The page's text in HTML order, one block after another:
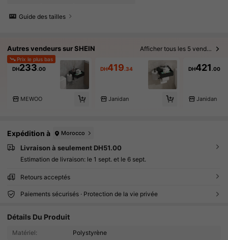
Guide des tailles
Autres vendeurs sur SHEIN Afficher tous les 5 vendeurs
Prix le plus bas
DH233.00
MEWOO
DH419.34
Janidan
DH421 .00
Janidan
Expédition à Morocco
Livraison à seulement DH51.00
Estimation de livraison: le 1 sept. et le 6 sept.
Retours acceptés
Paiements sécurisés · Protection de la vie privée
Détails Du Produit
Matériel: Polystyrène
4.88
60K Suiveurs